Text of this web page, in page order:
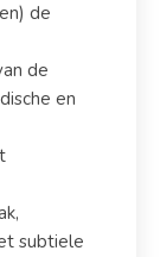
de
de
en
subtiele